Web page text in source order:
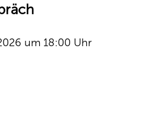
um 18:00 Uhr